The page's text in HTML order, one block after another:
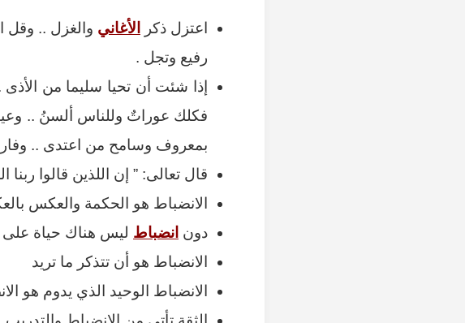
اعتزل ذكر الأغاني والغزل .. وقل
رفيع وتجل .
إذا شئت أن تحيا سليما من
فكلك عوراتٌ وللناس ألسنُ ..
بمعروف وسامح من اعتدى ..
قال تعالى: ” إن اللذين قالوا
الانضباط هو الحكمة والعكس
دون انضباط ليس هناك حياة على
الانضباط هو أن تتذكر ما تريد
الانضباط الوحيد الذي يدوم هو